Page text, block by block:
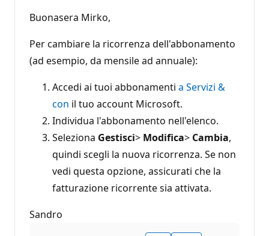
Buonasera Mirko,
Per cambiare la ricorrenza dell'abbonamento
(ad esempio, da mensile ad annuale):
Accedi ai tuoi abbonamenti a Servizi &
con il tuo account Microsoft.
Individua l'abbonamento nell'elenco.
Seleziona Gestisci> Modifica> Cambia,
quindi scegli la nuova ricorrenza. Se non
vedi questa opzione, assicurati che la
fatturazione ricorrente sia attivata.
Sandro